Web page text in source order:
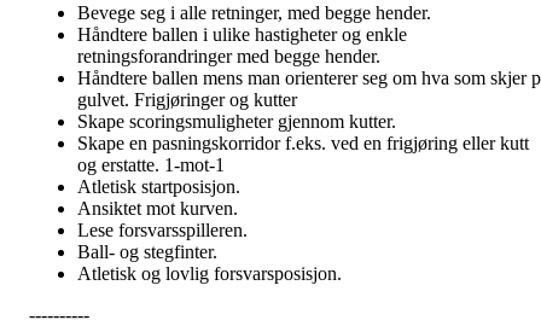
Bevege seg i alle retninger, med begge hender.
Håndtere ballen i ulike hastigheter og enkle
retningsforandringer med begge hender.
Håndtere ballen mens man orienterer seg om hva som skjer
gulvet. Frigjøringer og kutter
Skape scoringsmuligheter gjennom kutter.
Skape en pasningskorridor f.eks. ved en frigjøring eller kutt
og erstatte. 1-mot-1
Atletisk startposisjon.
Ansiktet mot kurven.
Lese forsvarsspilleren.
Ball- og stegfinter.
Atletisk og lovlig forsvarsposisjon.
----------